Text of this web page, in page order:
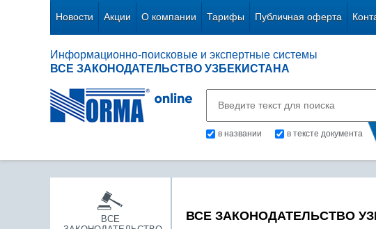
Новости Акции О компании Тарифы Публичная оферта
Информационно-поисковые и экспертные системы
ВСЕ ЗАКОНОДАТЕЛЬСТВО УЗБЕКИСТАНА
в названии в тексте документа
ВСЕ
ВСЕ ЗАКОНОДАТЕЛЬСТВО